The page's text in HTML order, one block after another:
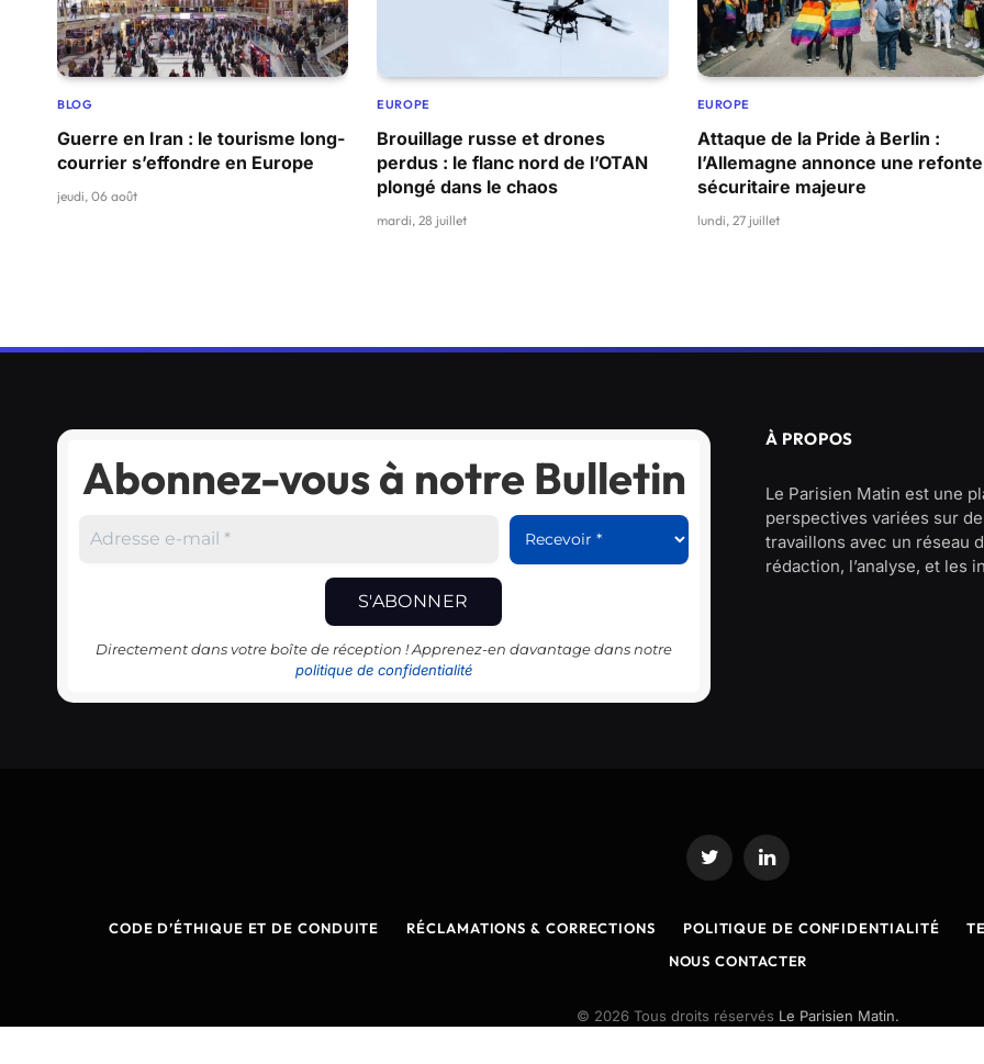
BLOG
Guerre en Iran : le tourisme long-
courrier s’effondre en Europe
jeudi, 06 août
EUROPE
Brouillage russe et drones
perdus : le flanc nord de l’OTAN
plongé dans le chaos
mardi, 28 juillet
EUROPE
Attaque de la Pride à Berlin :
l’Allemagne annonce une refonte
sécuritaire majeure
lundi, 27 juillet
Abonnez-vous à notre Bulletin
Directement dans votre boîte de réception ! Apprenez-en davantage dans notre
politique de confidentialité
À PROPOS
Le Parisien Matin est une
perspectives variées sur
travaillons avec un réseau
rédaction, l’analyse, et les
Twitter LinkedIn
CODE D’ÉTHIQUE ET DE CONDUITE RÉCLAMATIONS & CORRECTIONS POLITIQUE DE CONFIDENTIALITÉ
NOUS CONTACTER
© 2026 Tous droits réservés Le Parisien Matin.